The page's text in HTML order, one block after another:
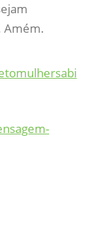
Amém.